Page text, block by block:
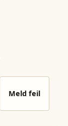
Meld feil